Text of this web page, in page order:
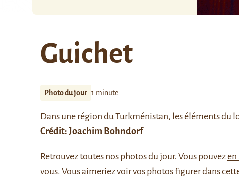
Guichet
Photo du jour 1 minute
Dans une région du Turkménistan, les éléments du
Crédit: Joachim Bohndorf
Retrouveztoutes nos photos du jour. Vous pouvezen
vous. Vous aimeriez voir vos photos figurer dans